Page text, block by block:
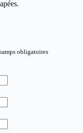
obligatoires